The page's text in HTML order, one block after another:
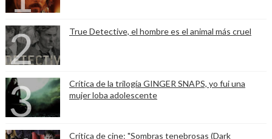
True Detective, el hombre es el animal más cruel
Crítica de la trilogía GINGER SNAPS, yo fui una
mujer loba adolescente
Crítica de cine: "Sombras tenebrosas (Dark